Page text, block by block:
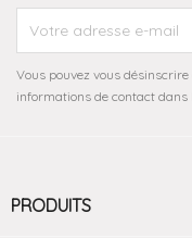
Vous pouvez vous
informations de contact dans
PRODUITS